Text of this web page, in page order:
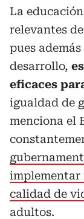
La
relevantes
pues
desarrollo,
eficaces
igualdad de
menciona el
implementar
calidad de
adultos.